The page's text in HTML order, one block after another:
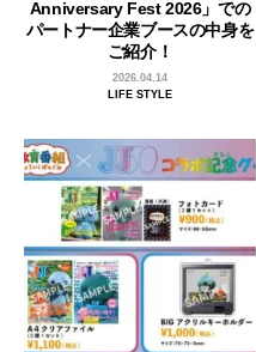
Anniversary Fest 2026」での
パートナー企業ブースの中身を
ご紹介！
2026.04.14
LIFE STYLE